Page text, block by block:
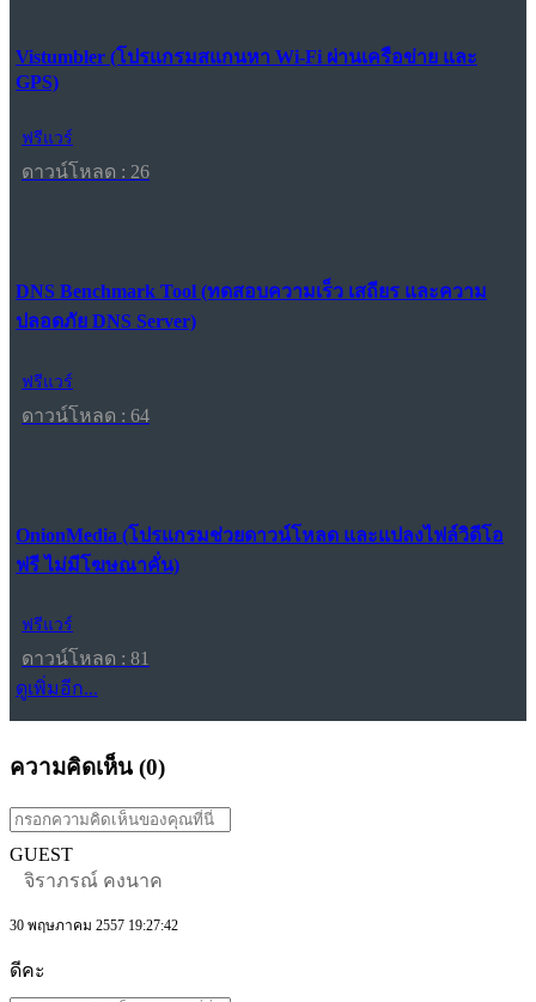
Vistumbler (โปรแกรมสแกนหา Wi-Fi ผ่านเครือข่าย และ
GPS)
ฟรีแวร์
ดาวน์โหลด : 26
DNS Benchmark Tool (ทดสอบความเร็ว เสถียร และความ
ปลอดภัย DNS Server)
ฟรีแวร์
ดาวน์โหลด : 64
OnionMedia (โปรแกรมช่วยดาวน์โหลด และแปลงไฟล์วิดีโอ
ฟรี ไม่มีโฆษณาคั่น)
ฟรีแวร์
ดาวน์โหลด : 81
ดูเพิ่มอีก...
ความคิดเห็น (0)
GUEST
จิราภรณ์ คงนาค
30 พฤษภาคม 2557 19:27:42
ดีคะ